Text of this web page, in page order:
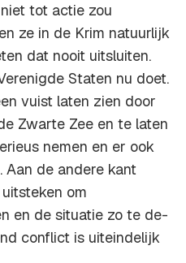
tot actie zou
ze in de Krim natuurlijk
dat nooit uitsluiten.
Staten nu doet.
vuist laten zien door
Zwarte Zee en te laten
nemen en er ook
Aan de andere kant
om
en de situatie zo te de-
conflict is uiteindelijk